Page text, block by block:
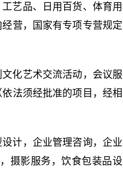
艺品、日用百货、体育用
营，国家有专项专营规定
化艺术交流活动，会议服
法须经批准的项目，经相
计，企业管理咨询，企业
摄影服务，饮食包装品设